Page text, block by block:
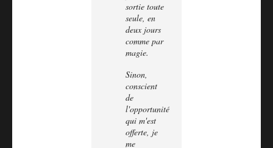
sortie toute
seule, en
deux jours
comme par
magie.
Sinon,
conscient
de
l'opportunité
qui m'est
offerte, je
me